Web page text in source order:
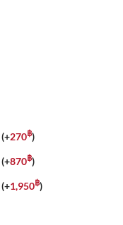
(+270฿)
(+870฿)
(+1,950฿)